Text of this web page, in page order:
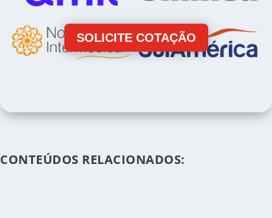
SOLICITE COTAÇÃO
CONTEÚDOS RELACIONADOS: